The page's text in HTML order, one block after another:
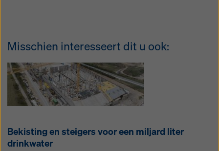
Misschien interesseert dit u ook:
Bekisting en steigers voor een miljard liter
drinkwater